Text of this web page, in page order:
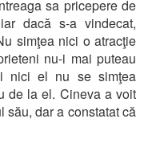
sa pricepere de
dacă s-a vindecat,
simţea nici o atracţie
nu-i mai puteau
nici el nu se simţea
de la el. Cineva a voit
său, dar a constatat că